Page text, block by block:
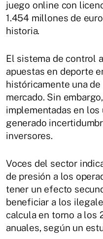
juego online con
1.454 millones de
historia.
El sistema de control
apuestas en deporte
históricamente una
mercado. Sin
implementadas en
generado
inversores.
Voces del sector
de presión a los
tener un efecto
beneficiar a los
calcula en torno a los
anuales, según un